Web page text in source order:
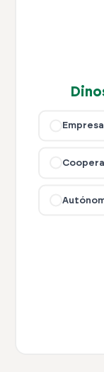
Empresa